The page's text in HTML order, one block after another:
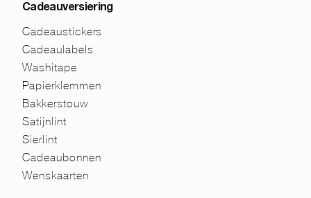
Cadeauversiering
Cadeaustickers
Cadeaulabels
Washitape
Papierklemmen
Bakkerstouw
Satijnlint
Sierlint
Cadeaubonnen
Wenskaarten